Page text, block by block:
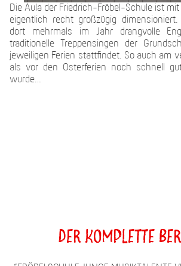
Die Aula der Friedrich-Fröbel-Schule ist
eigentlich recht großzügig
dort mehrmals im Jahr drangvolle
traditionelle Treppensingen der
jeweiligen Ferien stattfindet. So auch am
als vor den Osterferien noch schnell
wurde…
Der komplette